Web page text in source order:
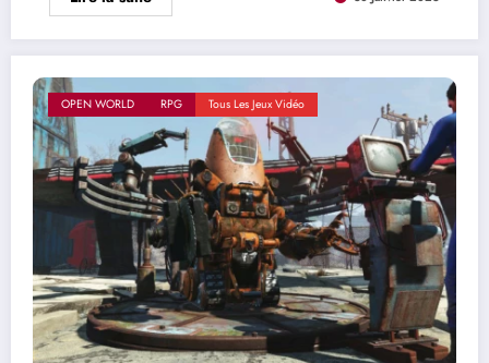
OPEN WORLD RPG Tous Les Jeux Vidéo